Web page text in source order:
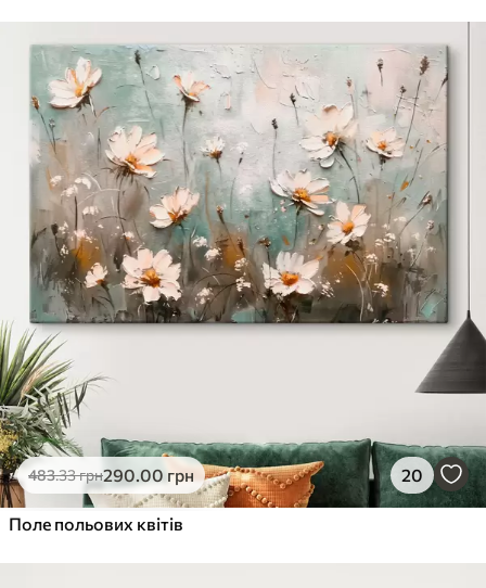
Від290.00грн
✓ Яскраві, насичені кольори
✓ Стійкість до вицвітання
✓Безпечне чорнило без запаху
✗Поверхня з текстурою полотна
✗ Екологічний матеріал
Преміум
Від363.00 грн
✓Яскраві, насичені кольори
✓Стійкість до вицвітання
✓Безпечне чорнило без запаху
✓Поверхня з текстурою полотна
✗Екологічний матеріал
Еко-Преміум
.00грн
✓ Яскраві, насичені кольори
483.33грн290.00 грн 20
Поле польових квітів